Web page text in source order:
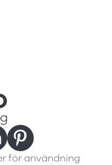
för användning